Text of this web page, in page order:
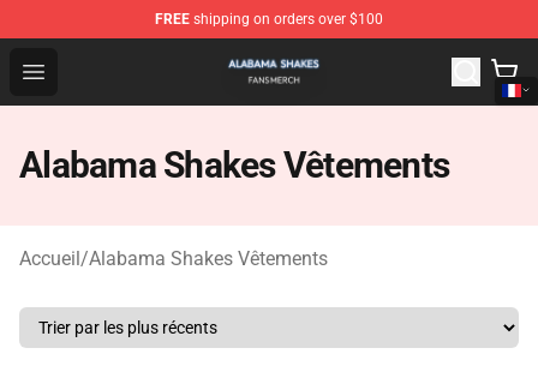
FREE shipping on orders over $100
Open menu
Alabama Shakes Shop - Official Alabama Shakes
Alabama Shakes Vêtements
Accueil/Alabama Shakes Vêtements